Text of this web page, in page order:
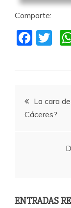
Comparte:
F
b
o
T
de
entradas
La cara
Cáceres?
ENTRADAS